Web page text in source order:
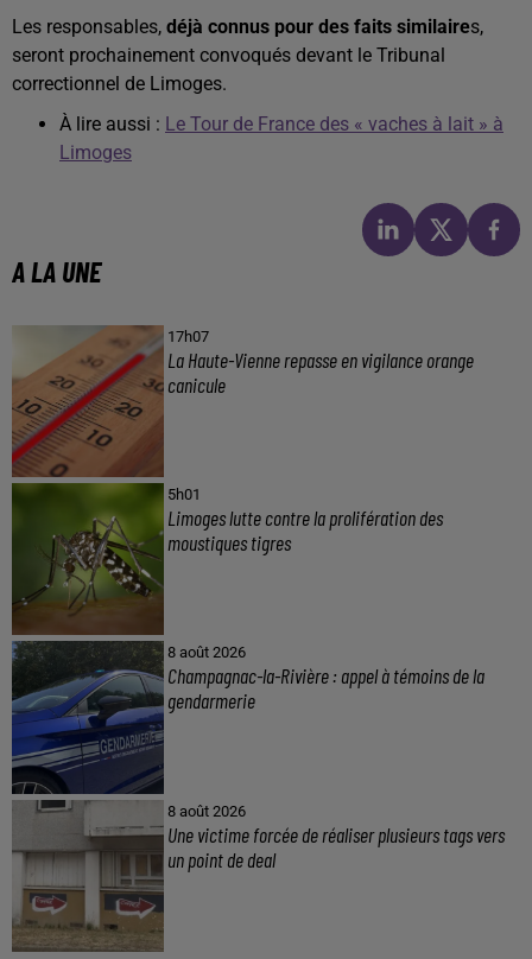
Les responsables, déjà connus pour des faits similaires,
seront prochainement convoqués devant le Tribunal
correctionnel de Limoges.
À lire aussi : Le Tour de France des « vaches à lait » à
Limoges
A LA UNE
17h07
La Haute-Vienne repasse en vigilance orange
canicule
5h01
Limoges lutte contre la prolifération des
moustiques tigres
8 août 2026
Champagnac-la-Rivière : appel à témoins de la
gendarmerie
8 août 2026
Une victime forcée de réaliser plusieurs tags vers
un point de deal